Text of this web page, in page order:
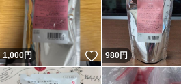
1,000円 いいね！
980円